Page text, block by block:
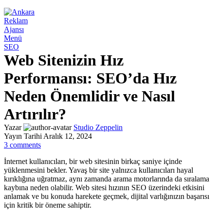
Menü
SEO
Web Sitenizin Hız
Performansı: SEO’da Hız
Neden Önemlidir ve Nasıl
Artırılır?
Yazar
Studio Zeppelin
Yayın Tarihi Aralık 12, 2024
3 comments
İnternet kullanıcıları, bir web sitesinin birkaç saniye içinde
yüklenmesini bekler. Yavaş bir site yalnızca kullanıcıları hayal
kırıklığına uğratmaz, aynı zamanda arama motorlarında da sıralama
kaybına neden olabilir. Web sitesi hızının SEO üzerindeki etkisini
anlamak ve bu konuda harekete geçmek, dijital varlığınızın başarısı
için kritik bir öneme sahiptir.